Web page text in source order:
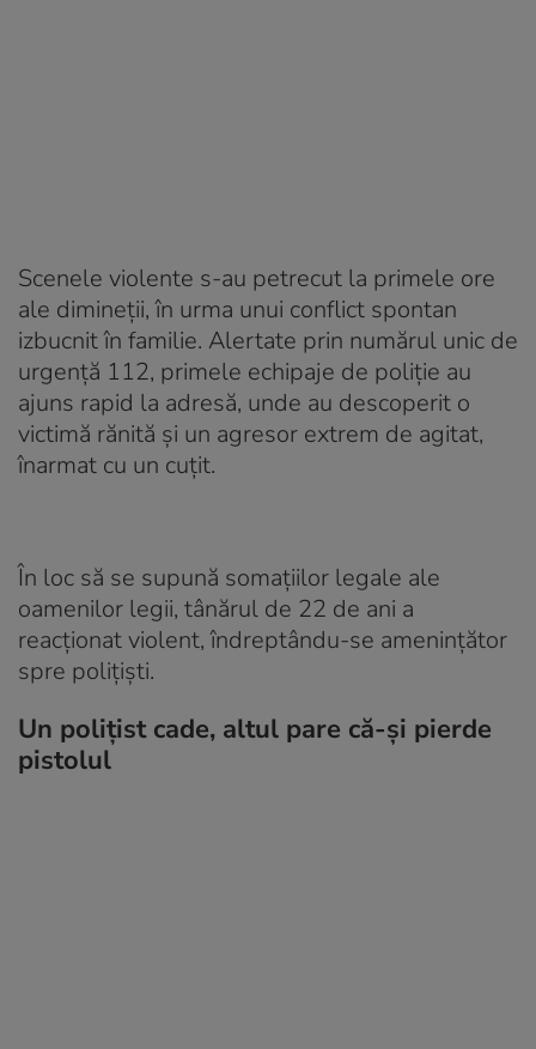
Scenele violente s-au petrecut la primele ore
ale dimineții, în urma unui conflict spontan
izbucnit în familie. Alertate prin numărul unic de
urgență 112, primele echipaje de poliție au
ajuns rapid la adresă, unde au descoperit o
victimă rănită și un agresor extrem de agitat,
înarmat cu un cuțit.
În loc să se supună somațiilor legale ale
oamenilor legii, tânărul de 22 de ani a
reacționat violent, îndreptându-se amenințător
spre polițiști.
Un polițist cade, altul pare că-și pierde
pistolul